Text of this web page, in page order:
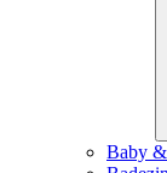
Baby